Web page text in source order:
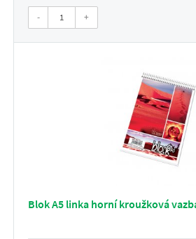
- +
Blok A5 linka horní kroužková